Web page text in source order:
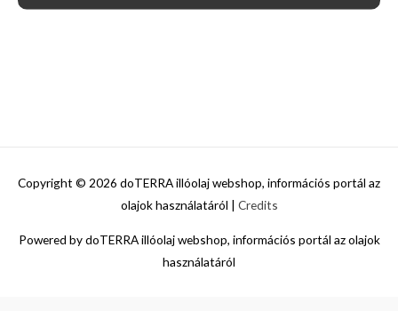
Copyright © 2026 doTERRA illóolaj webshop, információs portál az
olajok használatáról | Credits
Powered bydoTERRA illóolaj webshop, információs portál az olajok
használatáról